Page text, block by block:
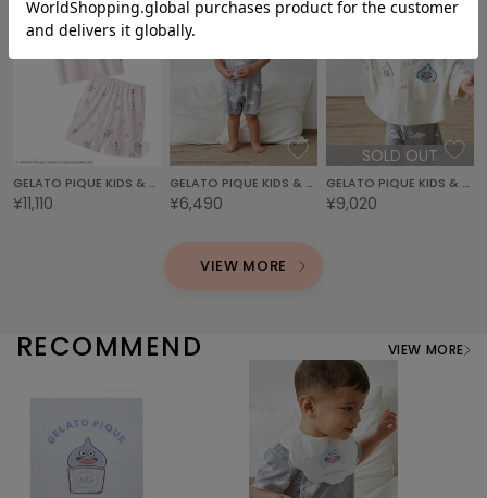
Reebok
SALOMON
sanrio house
サンリオハウス
SESAME STREET MARKET
シャカ
Snow Peak
スノーピーク
GELATO PIQUE KIDS & BABY
¥11,110
GELATO PIQUE KIDS & BABY
¥6,490
SOLD OUT
GELATO PIQUE KIDS & BABY
¥9,020
VIEW MORE
RECOMMEND VIEW MORE